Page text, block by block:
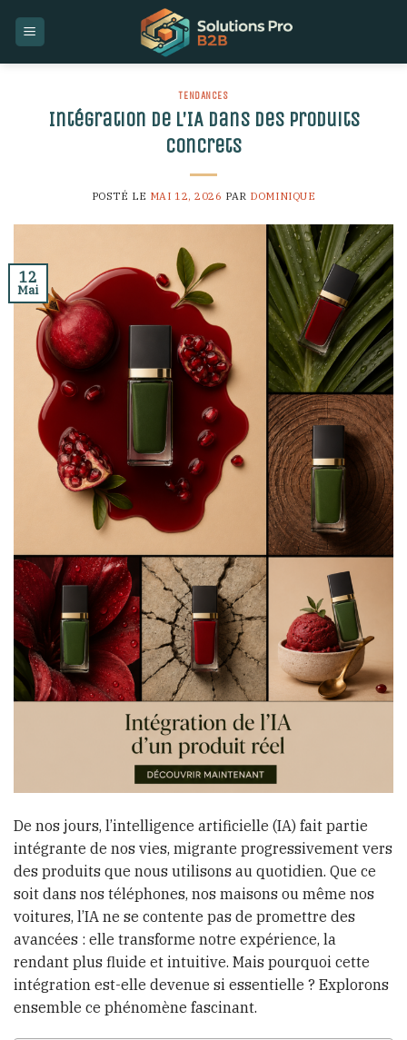
TENDANCES
Intégration de l’IA dans des produits
concrets
POSTÉ LE MAI 12, 2026 PAR DOMINIQUE
12
Mai
De nos jours, l’intelligence artificielle (IA) fait partie
intégrante de nos vies, migrante progressivement vers
des produits que nous utilisons au quotidien. Que ce
soit dans nos téléphones, nos maisons ou même nos
voitures, l’IA ne se contente pas de promettre des
avancées : elle transforme notre expérience, la
rendant plus fluide et intuitive. Mais pourquoi cette
intégration est-elle devenue si essentielle ? Explorons
ensemble ce phénomène fascinant.